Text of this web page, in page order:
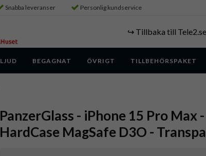
Snabba leveranser Personlig kundservice
↪️ Tillbaka till Tele2.se
LJUD BEGAGNAT ÖVRIGT TILLBEHÖRSPAKET
PanzerGlass - iPhone 15 Pro Max
HardCase MagSafe D3O -